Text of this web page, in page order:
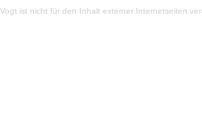
ist nicht für den Inhalt externer Internetseiten